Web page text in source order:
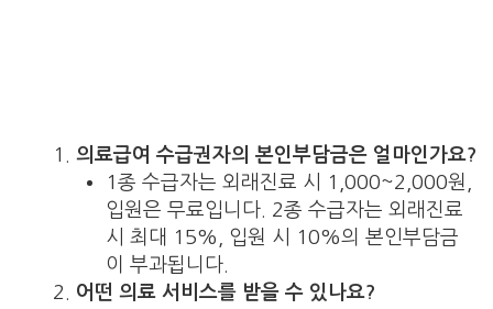
의료급여 수급권자의 본인부담금은 얼마인가요?
1종 수급자는 외래진료 시 1,000~2,000원,
입원은 무료입니다. 2종 수급자는 외래진료
시 최대 15%, 입원 시 10%의 본인부담금
이 부과됩니다.
어떤 의료 서비스를 받을 수 있나요?